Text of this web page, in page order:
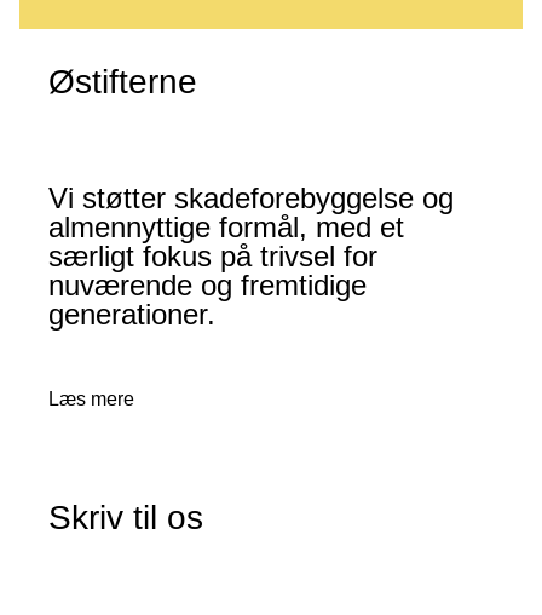
Østifterne
Vi støtter skadeforebyggelse og
almennyttige formål, med et
særligt fokus på trivsel for
nuværende og fremtidige
generationer.
Læs mere
Skriv til os